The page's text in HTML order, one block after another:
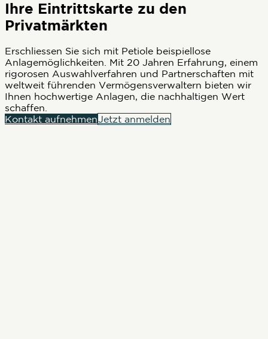
Ihre Eintrittskarte zu den
Privatmärkten
Erschliessen Sie sich mit Petiole beispiellose
Anlagemöglichkeiten. Mit 20 Jahren Erfahrung, einem
rigorosen Auswahlverfahren und Partnerschaften mit
weltweit führenden Vermögensverwaltern bieten wir
Ihnen hochwertige Anlagen, die nachhaltigen Wert
schaffen.
Kontakt aufnehmenJetzt anmelden